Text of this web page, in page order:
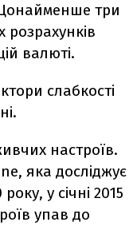
три
розрахунків
валюті.
слабкості
настроїв.
яка досліджує
у січні 2015
упав до